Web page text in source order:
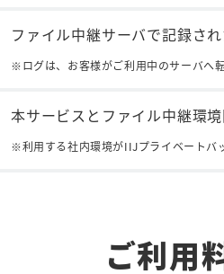
ファイル中継サーバで記録さ
ログは、お客様がご利用中のサーバへ
本サービスとファイル中継環
利用する社内環境がIIJプライベートバ
ご利用